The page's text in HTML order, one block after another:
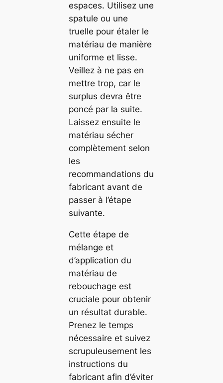
espaces. Utilisez une
spatule ou une
truelle pour étaler le
matériau de manière
uniforme et lisse.
Veillez à ne pas en
mettre trop, car le
surplus devra être
poncé par la suite.
Laissez ensuite le
matériau sécher
complètement selon
les
recommandations du
fabricant avant de
passer à l’étape
suivante.
Cette étape de
mélange et
d’application du
matériau de
rebouchage est
cruciale pour obtenir
un résultat durable.
Prenez le temps
nécessaire et suivez
scrupuleusement les
instructions du
fabricant afin d’éviter